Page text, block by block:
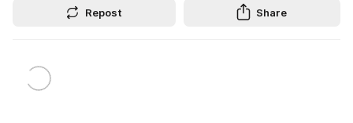
Repost Share